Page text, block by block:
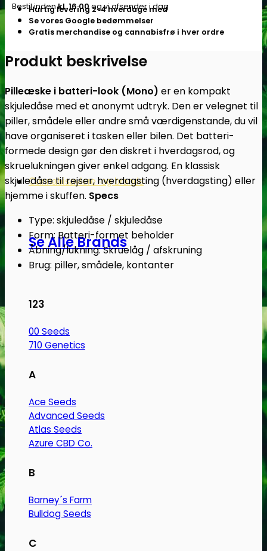
Cannabisavlere -og brands
Se Alle Brands
123
00 Seeds
710 Genetics
A
Ace Seeds
Advanced Seeds
Atlas Seeds
Azure CBD Co.
B
Barney´s Farm
Bulldog Seeds
C
–
Mono
Subseed.dk
Bestil indenkl. 16.00og vi afsender i dag
Hurtig levering 2-4 hverdage med
Se vores Google bedømmelser
Gratis merchandise og cannabisfrø i hver ordre
Produkt beskrivelse
Pilleæske i batteri-look (Mono) er en kompakt
skjuledåse med et anonymt udtryk. Den er velegnet til
piller, smådele eller andre små værdigenstande, du vil
have organiseret i tasken eller bilen. Det batteri-
formede design gør den diskret i hverdagsrod, og
skruelukningen giver enkel adgang. En klassisk
skjuledåse til rejser, hverdagsting (hverdagsting) eller
hjemme i skuffen. Specs
Type: skjuledåse / skjuledåse
Form: Batteri-formet beholder
Åbning/lukning: Skruelåg / afskruning
Brug: piller, smådele, kontanter